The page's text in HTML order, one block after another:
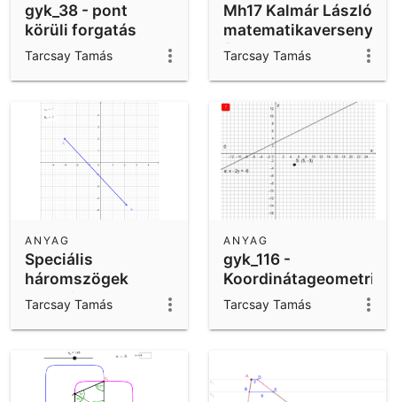
gyk_38 - pont
körüli forgatás
Tarcsay Tamás
Mh17 Kalmár László
matematikaverseny
feladat
Tarcsay Tamás
Speciális
háromszögek
oldalainak
ahosszai
ANYAG
Tarcsay Tamás
gyk_116 -
Koordinátageometria
- egyenes -
háromszög
ANYAG
Tarcsay Tamás